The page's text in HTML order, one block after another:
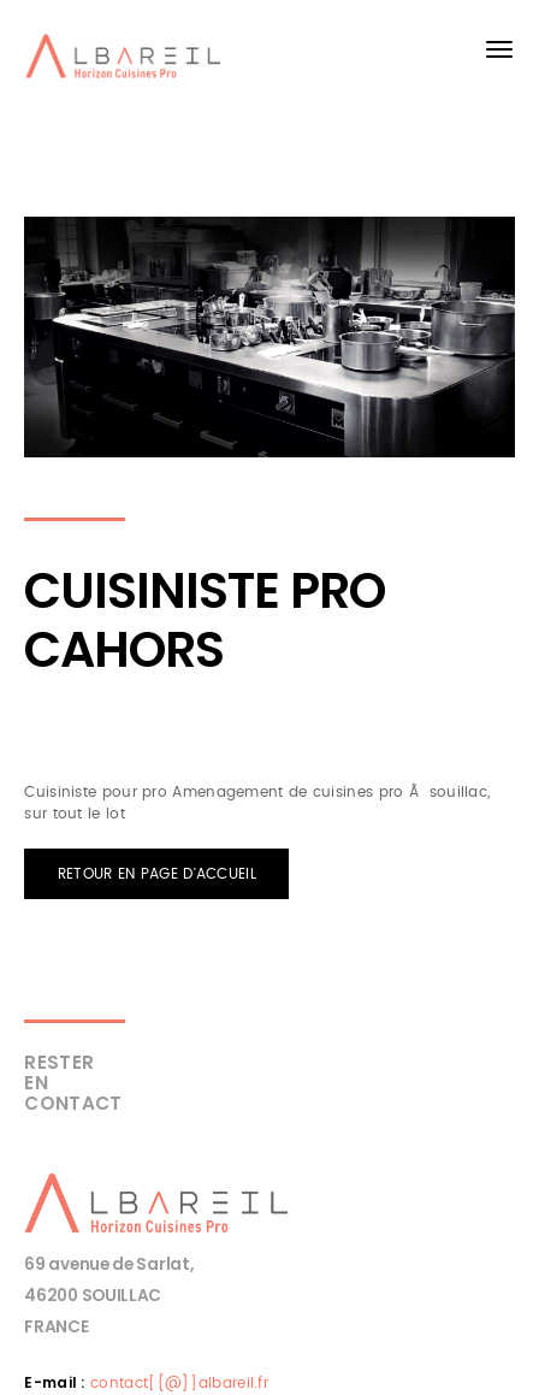
CUISINISTE PRO
CAHORS
Cuisiniste pour pro Amenagement de cuisines pro Ã souillac,
sur tout le lot
RETOUR EN PAGE D'ACCUEIL
RESTER
EN
CONTACT
69 avenue de Sarlat,
46200 SOUILLAC
FRANCE
E-mail : contact[{@}]albareil.fr